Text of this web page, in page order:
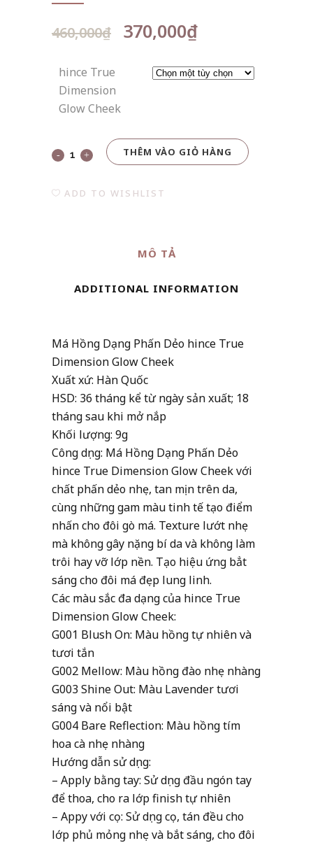
460,000₫ Giá
460,000₫.
370,000₫Giá
tại
là:
hince True
Dimension
Glow Cheek
hince
quantity
THÊM VÀO GIỎ HÀNG
ADD TO WISHLIST
MÔ TẢ
ADDITIONAL INFORMATION
Má Hồng Dạng Phấn Dẻo hince True
Dimension Glow Cheek
Xuất xứ: Hàn Quốc
HSD: 36 tháng kể từ ngày sản xuất; 18
tháng sau khi mở nắp
Khối lượng: 9g
Công dụng: Má Hồng Dạng Phấn Dẻo
hince True Dimension Glow Cheek với
chất phấn dẻo nhẹ, tan mịn trên da,
cùng những gam màu tinh tế tạo điểm
nhấn cho đôi gò má. Texture lướt nhẹ
mà không gây nặng bí da và không làm
trôi hay vỡ lớp nền. Tạo hiệu ứng bẳt
sáng cho đôi má đẹp lung linh.
Các màu sắc đa dạng của hince True
Dimension Glow Cheek:
G001 Blush On: Màu hồng tự nhiên và
tươi tắn
G002 Mellow: Màu hồng đào nhẹ nhàng
G003 Shine Out: Màu Lavender tươi
sáng và nổi bật
G004 Bare Reflection: Màu hồng tím
hoa cà nhẹ nhàng
Hướng dẫn sử dụng:
– Apply bằng tay: Sử dụng đầu ngón tay
để thoa, cho ra lớp finish tự nhiên
– Appy với cọ: Sử dụng cọ, tán đều cho
lớp phủ mỏng nhẹ và bắt sáng, cho đôi